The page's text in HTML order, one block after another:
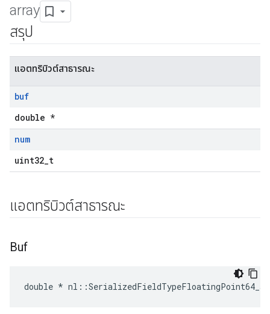
array
สรุป
แอตทริบิวต์สาธารณะ
buf
double *
num
uint32_t
แอตทริบิวต์สาธารณะ
Buf
double *